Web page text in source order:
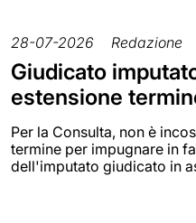
28-07-2026 Redazione
Giudicato
estensione
Per la Consulta, non è
termine per impugnare in
dell'imputato giudicato in